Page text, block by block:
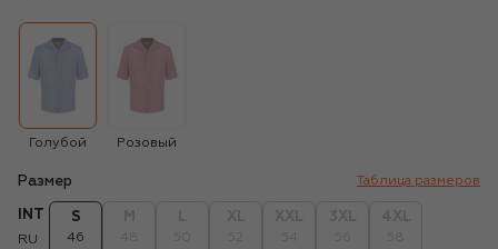
Голубой Розовый
Размер Таблица размеров
INT
RU
S
46